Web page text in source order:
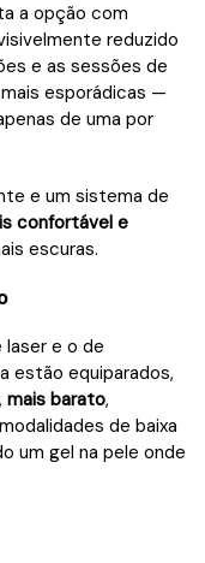
a opção com
reduzido
e as sessões de
esporádicas —
de uma por
e um sistema de
confortável e
escuras.
e o de
estão equiparados,
mais barato,
de baixa
um gel na pele onde